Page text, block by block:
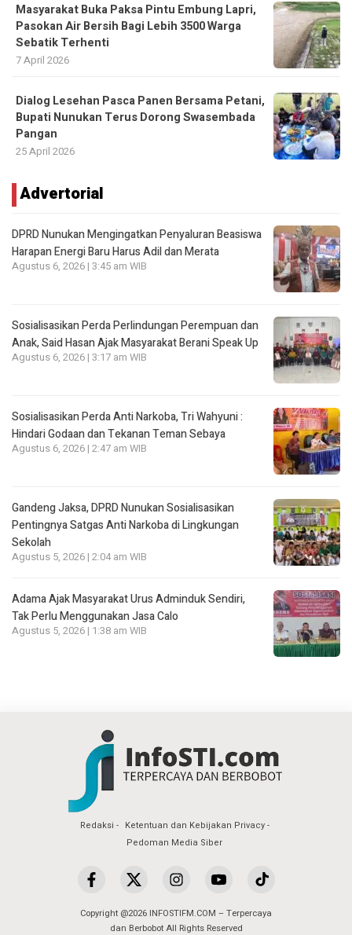
Masyarakat Buka Paksa Pintu Embung Lapri,
Pasokan Air Bersih Bagi Lebih 3500 Warga
Sebatik Terhenti
7 April 2026
Dialog Lesehan Pasca Panen Bersama Petani,
Bupati Nunukan Terus Dorong Swasembada
Pangan
25 April 2026
Advertorial
DPRD Nunukan Mengingatkan Penyaluran Beasiswa
Harapan Energi Baru Harus Adil dan Merata
Agustus 6, 2026 | 3:45 am WIB
Sosialisasikan Perda Perlindungan Perempuan dan
Anak, Said Hasan Ajak Masyarakat Berani Speak Up
Agustus 6, 2026 | 3:17 am WIB
Sosialisasikan Perda Anti Narkoba, Tri Wahyuni :
Hindari Godaan dan Tekanan Teman Sebaya
Agustus 6, 2026 | 2:47 am WIB
Gandeng Jaksa, DPRD Nunukan Sosialisasikan
Pentingnya Satgas Anti Narkoba di Lingkungan
Sekolah
Agustus 5, 2026 | 2:04 am WIB
Adama Ajak Masyarakat Urus Adminduk Sendiri,
Tak Perlu Menggunakan Jasa Calo
Agustus 5, 2026 | 1:38 am WIB
Redaksi
Ketentuan dan Kebijakan Privacy
Pedoman Media Siber
Copyright @2026 INFOSTIFM.COM – Terpercaya
dan Berbobot All Rights Reserved